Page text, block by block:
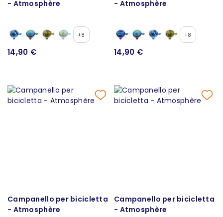
- Atmosphère
+8
14,90 €
- Atmosphère
+8
14,90 €
Campanello per bicicletta
- Atmosphère
Campanello per bicicletta
- Atmosphère